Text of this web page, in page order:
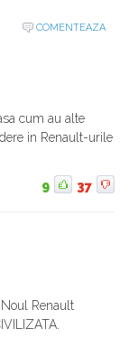
COMENTEAZA
cum au alte
in Renault-urile
9 37
Renault